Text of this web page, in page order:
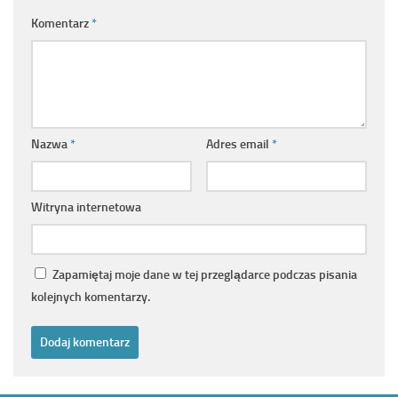
Komentarz*
Nazwa* Adres email *
Witryna internetowa
Zapamiętaj moje dane w tej przeglądarce podczas pisania
kolejnych komentarzy.